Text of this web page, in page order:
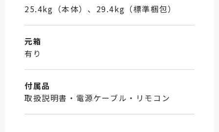
25.4kg（本体）、29.4kg（標準梱包）
元箱
有り
付属品
取扱説明書・電源ケーブル・リモコン